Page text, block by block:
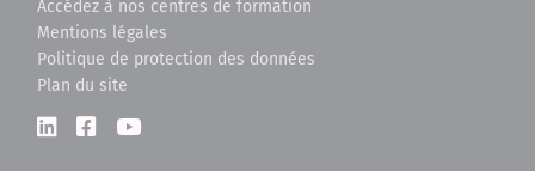
Accédez à nos centres de formation
Mentions légales
Politique de protection des données
Plan du site